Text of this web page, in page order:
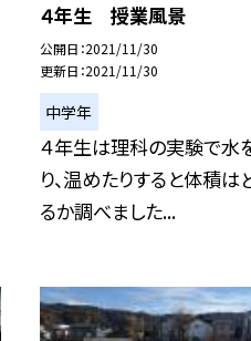
４年生 授業風景
公開日 2021/11/30
更新日 2021/11/30
中学年
４年生は理科の実験で水
り、温めたりすると体積は
るか調べました...